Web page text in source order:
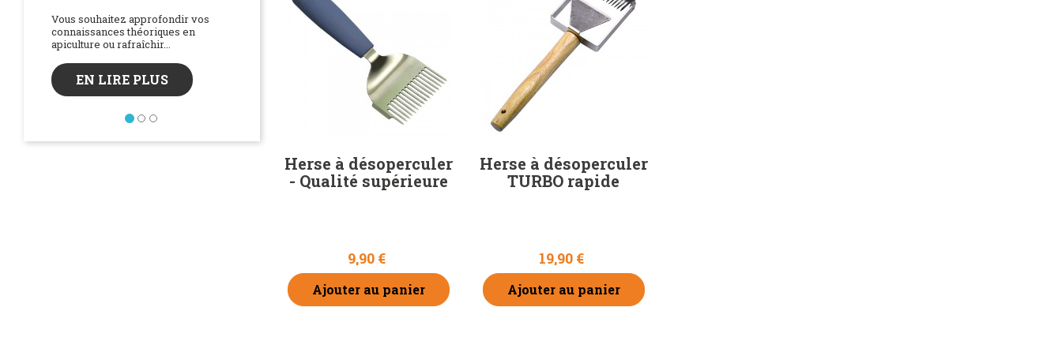
Vous souhaitez approfondir vos
connaissances théoriques en
apiculture ou rafraîchir...
EN LIRE PLUS
L'utilisation de la pâte
protéinée sur vos colonies
Découvrez pourquoi, quand et
comment utiliser les pâtes
protéinées sur vos colonies...
Herse à désoperculer
- Qualité supérieure
9,90 €
Ajouter au panier
Herse à désoperculer
TURBO rapide
19,90 €
Ajouter au panier